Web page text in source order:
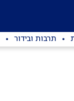
תרבות ובידור